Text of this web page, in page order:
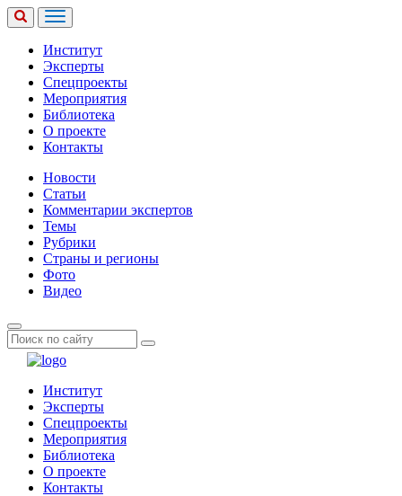
Институт
Эксперты
Спецпроекты
Мероприятия
Библиотека
О проекте
Контакты
Новости
Статьи
Комментарии экспертов
Темы
Рубрики
Страны и регионы
Фото
Видео
Институт
Эксперты
Спецпроекты
Мероприятия
Библиотека
О проекте
Контакты